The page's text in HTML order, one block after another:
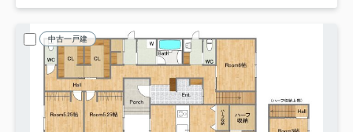
中古一戸建